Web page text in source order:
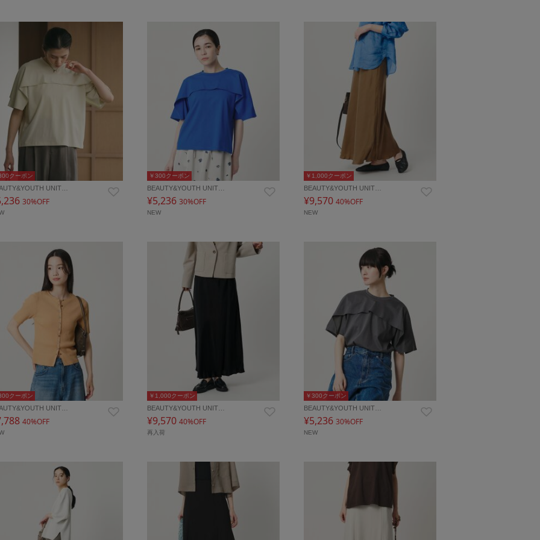
クーポン
UNIT…
30%OFF
￥300クーポン
BEAUTY&YOUTH UNIT…
¥5,236 30%OFF
NEW
￥1,000クーポン
BEAUTY&YOUTH UNIT…
¥9,570 40%OFF
NEW
クーポン
UNIT…
40%OFF
￥1,000クーポン
BEAUTY&YOUTH UNIT…
¥9,570 40%OFF
再入荷
￥300クーポン
BEAUTY&YOUTH UNIT…
¥5,236 30%OFF
NEW